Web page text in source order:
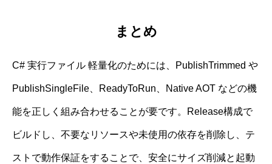
まとめ
C# 実行ファイル 軽量化のためには、PublishTrimmed や
PublishSingleFile、ReadyToRun、Native AOT などの機
能を正しく組み合わせることが要です。Release構成で
ビルドし、不要なリソースや未使用の依存を削除し、テ
ストで動作保証をすることで、安全にサイズ削減と起動